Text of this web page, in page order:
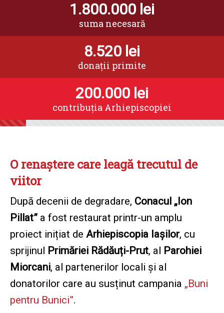
1.800.000 lei
suma necesară
8.520 lei
donații primite
200.000 lei
contribuția Arhiepiscopiei
O renaștere care leagă trecutul de
viitor
După decenii de degradare, Conacul „Ion
Pillat” a fost restaurat printr-un amplu
proiect inițiat de Arhiepiscopia Iașilor, cu
sprijinul Primăriei Rădăuți-Prut, al Parohiei
Miorcani, al partenerilor locali și al
donatorilor care au susținut campania „Buni
pentru Bunici”.